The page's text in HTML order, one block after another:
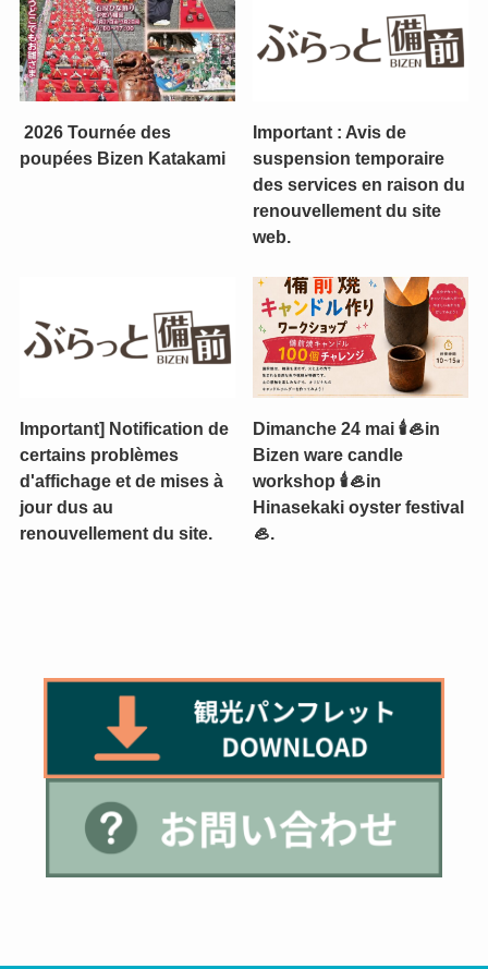
2026 Tournée des
poupées Bizen Katakami
Important : Avis de
suspension temporaire
des services en raison du
renouvellement du site
web.
Important] Notification de
certains problèmes
d'affichage et de mises à
jour dus au
renouvellement du site.
Dimanche 24 mai 🕯️🦪in
Bizen ware candle
workshop 🕯️🦪in
Hinasekaki oyster festival
🦪.